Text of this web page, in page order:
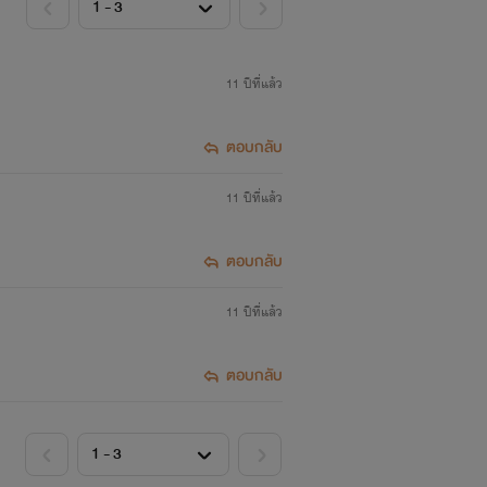
11 ปีที่แล้ว
ตอบกลับ
11 ปีที่แล้ว
ตอบกลับ
11 ปีที่แล้ว
ตอบกลับ